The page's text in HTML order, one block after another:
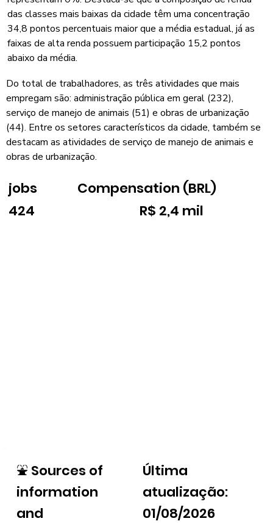
das classes mais baixas da cidade têm uma concentração
34,8 pontos percentuais maior que a média estadual, já as
faixas de alta renda possuem participação 15,2 pontos
abaixo da média.
Do total de trabalhadores, as três atividades que mais
empregam são: administração pública em geral (232),
serviço de manejo de animais (51) e obras de urbanização
(44). Entre os setores característicos da cidade, também se
destacam as atividades de serviço de manejo de animais e
obras de urbanização.
jobs
424
Compensation (BRL)
R$ 2,4 mil
⛲ Sources of
information
and
Última
atualização:
01/08/2026